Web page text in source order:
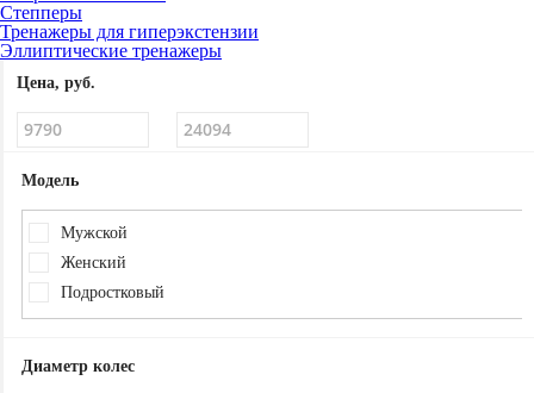
Степперы
Тренажеры для гиперэкстензии
Эллиптические тренажеры
Цена, руб.
Модель
Мужской
Женский
Подростковый
Диаметр колес